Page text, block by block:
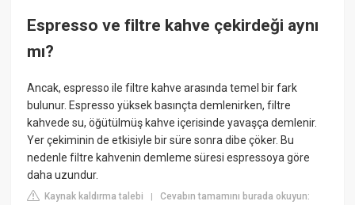
Espresso ve filtre kahve çekirdeği aynı
mı?
Ancak, espresso ile filtre kahve arasında temel bir fark
bulunur. Espresso yüksek basınçta demlenirken, filtre
kahvede su, öğütülmüş kahve içerisinde yavaşça demlenir.
Yer çekiminin de etkisiyle bir süre sonra dibe çöker. Bu
nedenle filtre kahvenin demleme süresi espressoya göre
daha uzundur.
Kaynak kaldırma talebi |Cevabın tamamını burada okuyun: